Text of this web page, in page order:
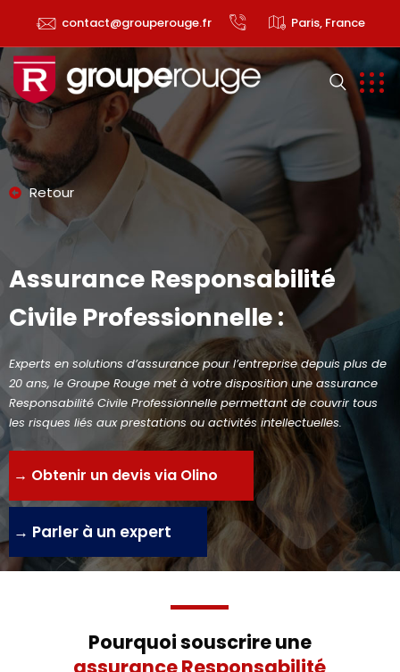
contact@grouperouge.fr Paris, France
Retour
Assurance Responsabilité
Civile Professionnelle :
Experts en solutions d’assurance pour l’entreprise depuis plus de
20 ans, le Groupe Rouge met à votre disposition une assurance
Responsabilité Civile Professionnelle permettant de couvrir tous
les risques liés aux prestations ou activités intellectuelles.
→ Obtenir un devis via Olino
→ Parler à un expert
Pourquoi souscrire une